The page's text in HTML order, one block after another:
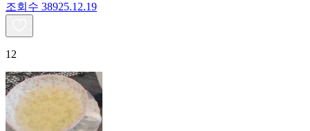
조회수 38925.12.19
12